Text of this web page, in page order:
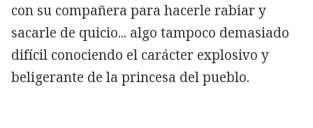
con su compañera para hacerle rabiar y
sacarle de quicio... algo tampoco demasiado
difícil conociendo el carácter explosivo y
beligerante de la princesa del pueblo.